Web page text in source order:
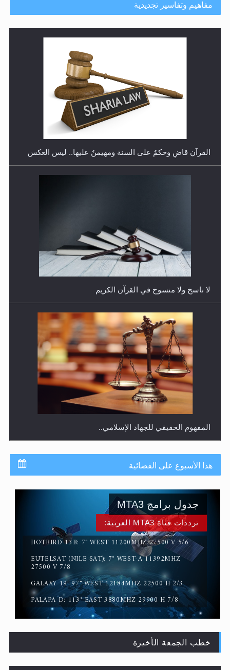
هل تعتبر الأشفار الاصطناعية (الرموش الاصطناعية) والأظافر
البلاستيكية وطلاء الأظافر حاجبا للوضوء وهل يُسمح الصلاة
هل يُحسب حول الزكاة وفق السنة الميلادية أو الهجرية؟
مفاهيم وتفاسير تجديدية
القرآن قاضٍ وحكمٌ على السنة ومهيمنٌ عليها.. ليس العكس
لا ناسخ ولا منسوخ في القرآن الكريم
المفهوم الحقيقي للجهاد الإسلامي..
سورة التكوير تُنبئ بزمن بعثة المسيح الموعود عليه السلام
هذا الأسبوع على الفضائية
ترددات قناة MTA3 العربية:
HOTBIRD 13B: 7° WEST 11200MHZ 27500 V 5/6
EUTELSAT (NILE SAT): 7° WEST-A 11392MHZ
27500 V 7/8
GALAXY 19: 97° WEST 12184MHZ 22500 H 2/3
PALAPA D: 113° EAST 3880MHZ 29900 H 7/8
جدول برامج MTA3
خطب الجمعة الأخيرة